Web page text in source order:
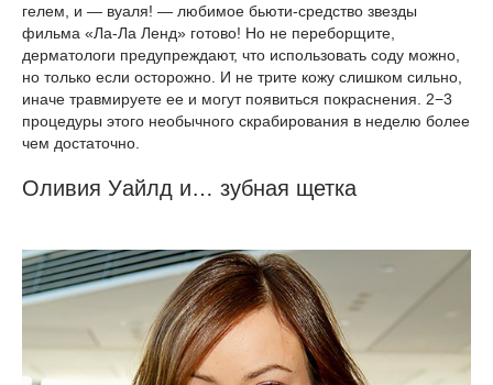
гелем, и — вуаля! — любимое бьюти-средство звезды
фильма «Ла-Ла Ленд» готово! Но не переборщите,
дерматологи предупреждают, что использовать соду можно,
но только если осторожно. И не трите кожу слишком сильно,
иначе травмируете ее и могут появиться покраснения. 2−3
процедуры этого необычного скрабирования в неделю более
чем достаточно.
Оливия Уайлд и… зубная щетка